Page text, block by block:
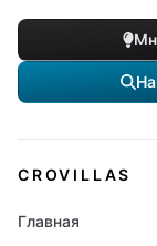
CROVILLAS
Главная